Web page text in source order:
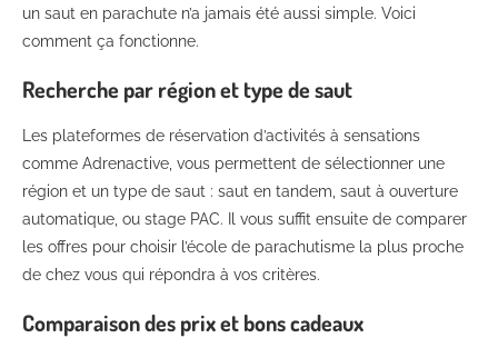
un saut en parachute n’a jamais été aussi simple. Voici
comment ça fonctionne.
Recherche par région et type de saut
Les plateformes de réservation d’activités à sensations
comme Adrenactive, vous permettent de sélectionner une
région et un type de saut : saut en tandem, saut à ouverture
automatique, ou stage PAC. Il vous suffit ensuite de comparer
les offres pour choisir l’école de parachutisme la plus proche
de chez vous qui répondra à vos critères.
Comparaison des prix et bons cadeaux